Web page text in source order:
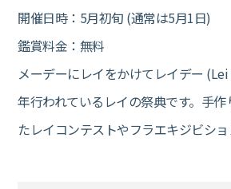
開催日時：5月初旬 (通常は5月1日)
鑑賞料金：無料
メーデーにレイをかけてレイデー
年行われているレイの祭典です。手
たレイコンテストやフラエキジビショ